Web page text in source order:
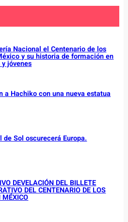
Nacional el Centenario de los
y su historia de formación en
jóvenes
a Hachiko con una nueva estatua
de Sol oscurecerá Europa.
DEVELACIÓN DEL BILLETE
DEL CENTENARIO DE LOS
MÉXICO